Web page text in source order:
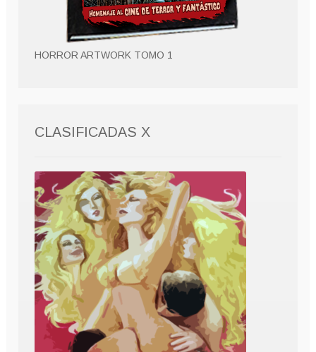
HORROR ARTWORK TOMO 1
CLASIFICADAS X